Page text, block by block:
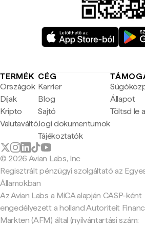
TERMÉK
Országok
Díjak
Kripto
Valutaváltó
CÉG
Karrier
Blog
Sajtó
Jogi dokumentumok
Tájékoztatók
Állapot
Töltsd le
© 2026 Avian Labs, Inc
Regisztrált pénzügyi szolgáltató az
Államokban
Az Avian Labs a MiCA alapján CASP-ként
engedélyezett a holland Autoriteit
Markten (AFM) által (nyilvántartási szám: